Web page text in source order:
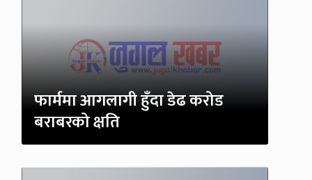
फार्ममा आगलागी हुँदा डेढ करोड
बराबरको क्षति